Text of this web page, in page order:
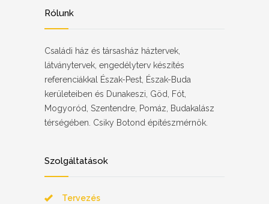
Rólunk
Családi ház és társasház háztervek,
látványtervek, engedélyterv készítés
referenciákkal Észak-Pest, Észak-Buda
kerületeiben és Dunakeszi, Göd, Fót,
Mogyoród, Szentendre, Pomáz, Budakalász
térségében. Csiky Botond építészmérnök.
Szolgáltatások
Tervezés